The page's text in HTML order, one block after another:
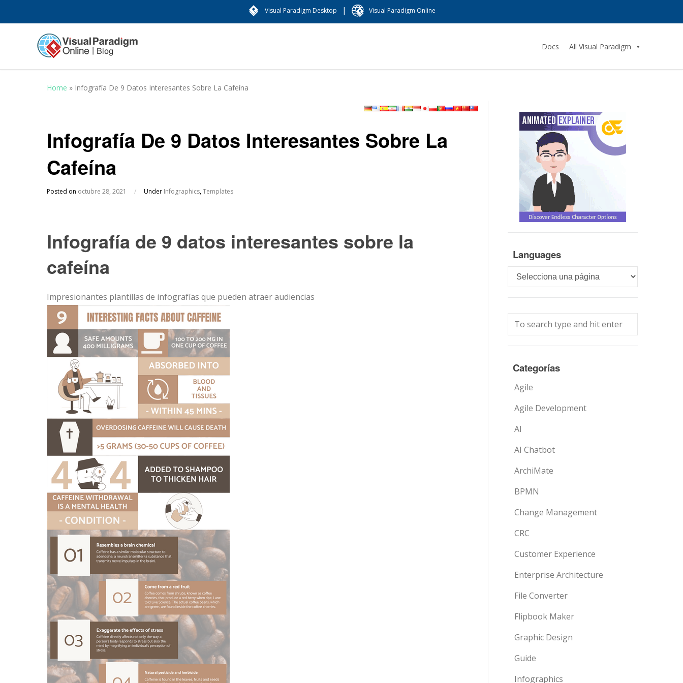
Visual Paradigm Desktop | Visual Paradigm Online
Docs All Visual Paradigm
Home » Infografía De 9 Datos Interesantes Sobre La Cafeína
Infografía De 9 Datos Interesantes Sobre La
Cafeína
Posted on octubre 28, 2021 / Under Infographics,Templates
Infografía de 9 datos interesantes sobre la
cafeína
Impresionantes plantillas de infografías que pueden atraer audiencias
Languages
Languages
Categorías
Agile
Agile Development
AI
AI Chatbot
ArchiMate
BPMN
Change Management
CRC
Customer Experience
Enterprise Architecture
File Converter
Flipbook Maker
Graphic Design
Guide
Infographics